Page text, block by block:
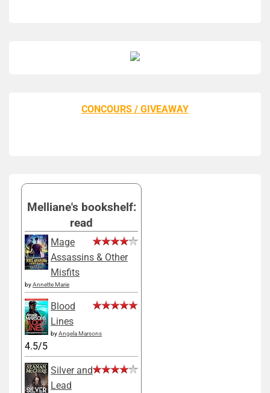
CONCOURS / GIVEAWAY
Melliane's bookshelf:
read
Mage
Assassins & Other
Misfits
byAnnette Marie
Blood
Lines
byAngela Marsons
4.5/5
Silver and
Lead